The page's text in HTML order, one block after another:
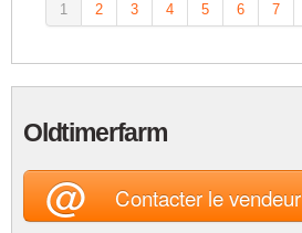
1 2 3 4 5 6 7
Oldtimerfarm
@Contacter le vendeur